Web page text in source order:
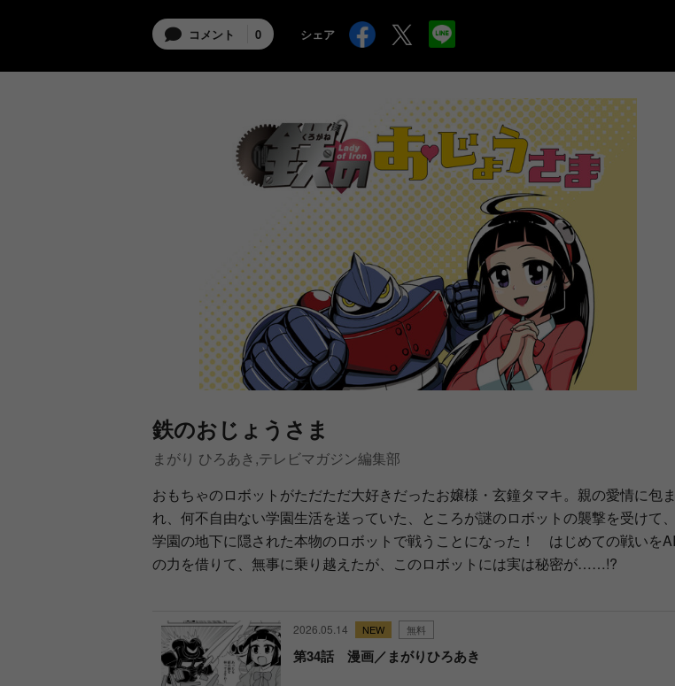
コメント 0 シェア
鉄のおじょうさま
まがり ひろあき,テレビマガジン編集部
おもちゃのロボットがただただ大好きだったお嬢様・玄鐘タマキ。親の愛情に包ま
れ、何不自由ない学園生活を送っていた、ところが謎のロボットの襲撃を受けて、
学園の地下に隠された本物のロボットで戦うことになった！ はじめての戦いをAI
の力を借りて、無事に乗り越えたが、このロボットには実は秘密が……!?
2026.05.14 無料
第34話 漫画／まがりひろあき